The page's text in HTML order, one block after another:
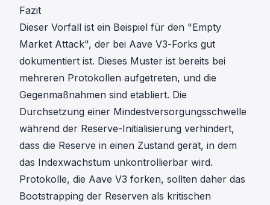
Fazit
Dieser Vorfall ist ein Beispiel für den "Empty
Market Attack", der bei Aave V3-Forks gut
dokumentiert ist. Dieses Muster ist bereits bei
mehreren Protokollen aufgetreten, und die
Gegenmaßnahmen sind etabliert. Die
Durchsetzung einer Mindestversorgungsschwelle
während der Reserve-Initialisierung verhindert,
dass die Reserve in einen Zustand gerät, in dem
das Indexwachstum unkontrollierbar wird.
Protokolle, die Aave V3 forken, sollten daher das
Bootstrapping der Reserven als kritischen